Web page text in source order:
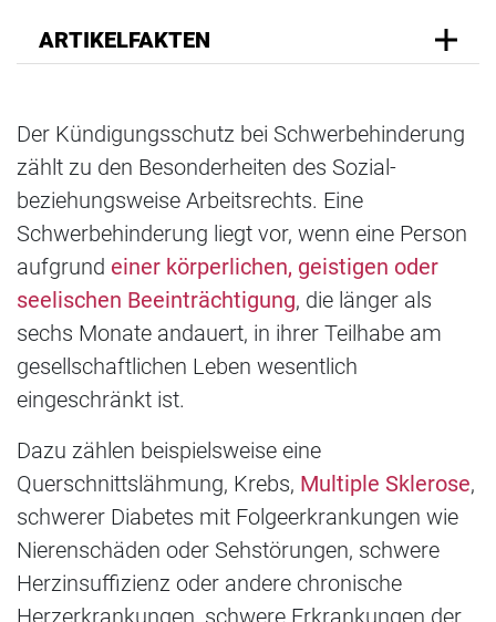
ARTIKELFAKTEN
Der Kündigungsschutz bei Schwerbehinderung
zählt zu den Besonderheiten des Sozial-
beziehungsweise Arbeitsrechts. Eine
Schwerbehinderung liegt vor, wenn eine Person
aufgrund einer körperlichen, geistigen oder
seelischen Beeinträchtigung, die länger als
sechs Monate andauert, in ihrer Teilhabe am
gesellschaftlichen Leben wesentlich
eingeschränkt ist.
Dazu zählen beispielsweise eine
Querschnittslähmung, Krebs, Multiple Sklerose,
schwerer Diabetes mit Folgeerkrankungen wie
Nierenschäden oder Sehstörungen, schwere
Herzinsuffizienz oder andere chronische
Herzerkrankungen, schwere Erkrankungen der